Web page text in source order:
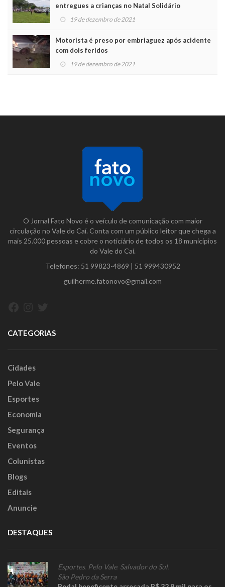
entregues a crianças no Natal Solidário
19 de dezembro de 2021
Motorista é preso por embriaguez após acidente
com dois feridos
19 de dezembro de 2021
O Jornal Fato Novo é o veículo de comunicação com maior
circulação no Vale do Caí. Conta com um público leitor que chega a
mais 25.000 pessoas e cobre o noticiário de todos os 18 municípios
do Vale do Caí.
Telefones: 51 99823-4869 | 51 999430952
guilherme.fatonovo@gmail.com
CATEGORIAS
Cidades
Pelo Vale
Esportes
Economia
Segurança
Eventos
Colunistas
Blogs
Editais
Anuncie
DESTAQUES
Esportes, Pelo Vale, Salvador do Sul,
São Pedro da Serra